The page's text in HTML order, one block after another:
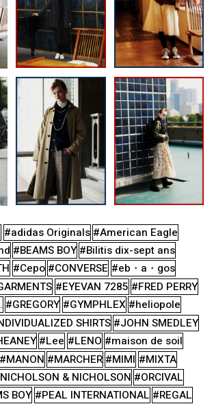
#adidas Originals #American Eagle
#BEAMS BOY #Bilitis dix-sept ans
#Cepo #CONVERSE #eb・a・gos
#EYEVAN 7285 #FRED PERRY
#GREGORY #GYMPHLEX #heliopole
SHIRTS #JOHN SMEDLEY
#Lee #LENO #maison de soil
#MANON #MARCHER #MIMI #MIXTA
& NICHOLSON #ORCIVAL
BOY #PEAL INTERNATIONAL #REGAL